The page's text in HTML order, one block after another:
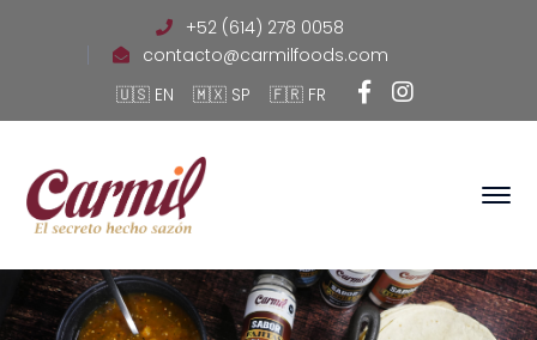
+52 (614) 278 0058
contacto@carmilfoods.com
🇺🇸 EN 🇲🇽SP 🇫🇷FR
Facebook
ProfileProfile